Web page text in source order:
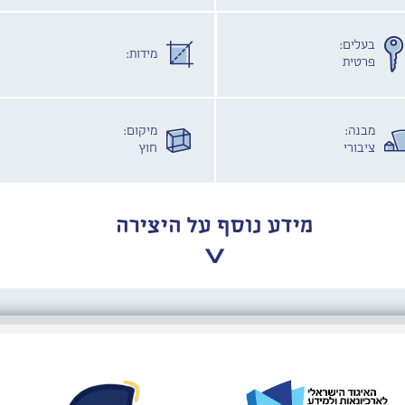
בעלים:
פרטית
מידות:
מבנה:
ציבורי
מיקום:
חוץ
מידע נוסף על היצירה